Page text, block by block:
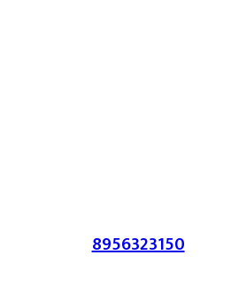
संपर्क :-8956323150/ ईमेल :-